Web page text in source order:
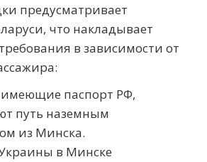
предусматривает
что накладывает
в зависимости от
паспорт РФ,
путь наземным
из Минска.
в Минске